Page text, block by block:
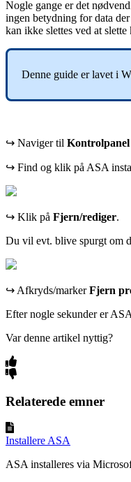
Nogle gange er det
ingen betydning for data
kan ikke slettes ved at slette
Denne guide er lavet i
↪ Naviger til Kontrolpanel
↪ Find og klik på ASA
↪ Klik på Fjern/rediger.
Du vil evt. blive spurgt om
↪ Afkryds/markerFjern
Efter nogle sekunder er
Var denne artikel nyttig?
Relaterede emner
Installere ASA
ASA installeres via